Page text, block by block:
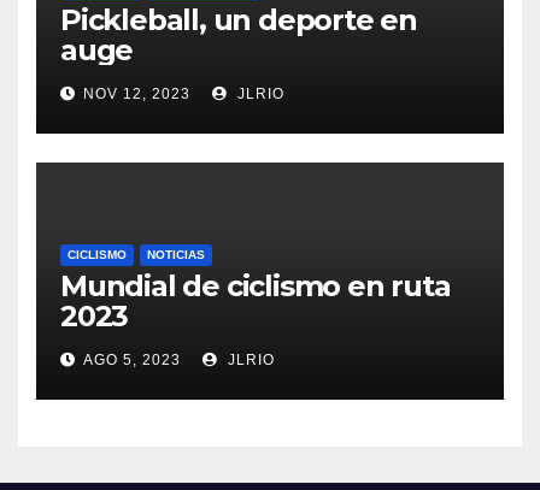
Pickleball, un deporte en
auge
NOV 12, 2023 JLRIO
CICLISMO NOTICIAS
Mundial de ciclismo en ruta
2023
AGO 5, 2023 JLRIO